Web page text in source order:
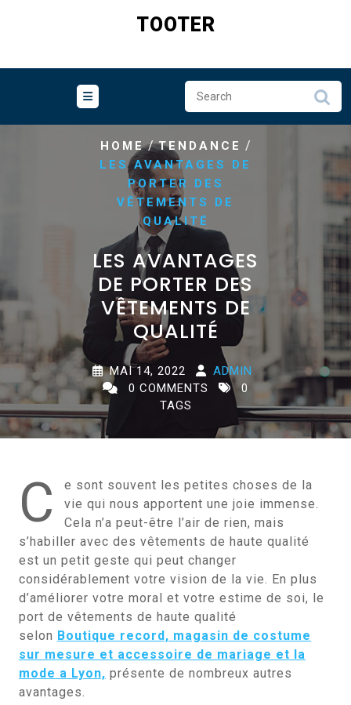
TOOTER
HOME/TENDANCE /
LES AVANTAGES DE
PORTER DES
VÊTEMENTS DE
QUALITÉ
LES AVANTAGES
DE PORTER DES
VÊTEMENTS DE
QUALITÉ
MAI 14, 2022
ADMIN
0 COMMENTS
0
TAGS
C
e sont souvent les petites choses de la
vie qui nous apportent une joie immense.
Cela n’a peut-être l’air de rien, mais
s’habiller avec des vêtements de haute qualité
est un petit geste qui peut changer
considérablement votre vision de la vie. En plus
d’améliorer votre moral et votre estime de soi, le
port de vêtements de haute qualité
selon Boutique record, magasin de costume
sur mesure et accessoire de mariage et la
mode a Lyon, présente de nombreux autres
avantages.